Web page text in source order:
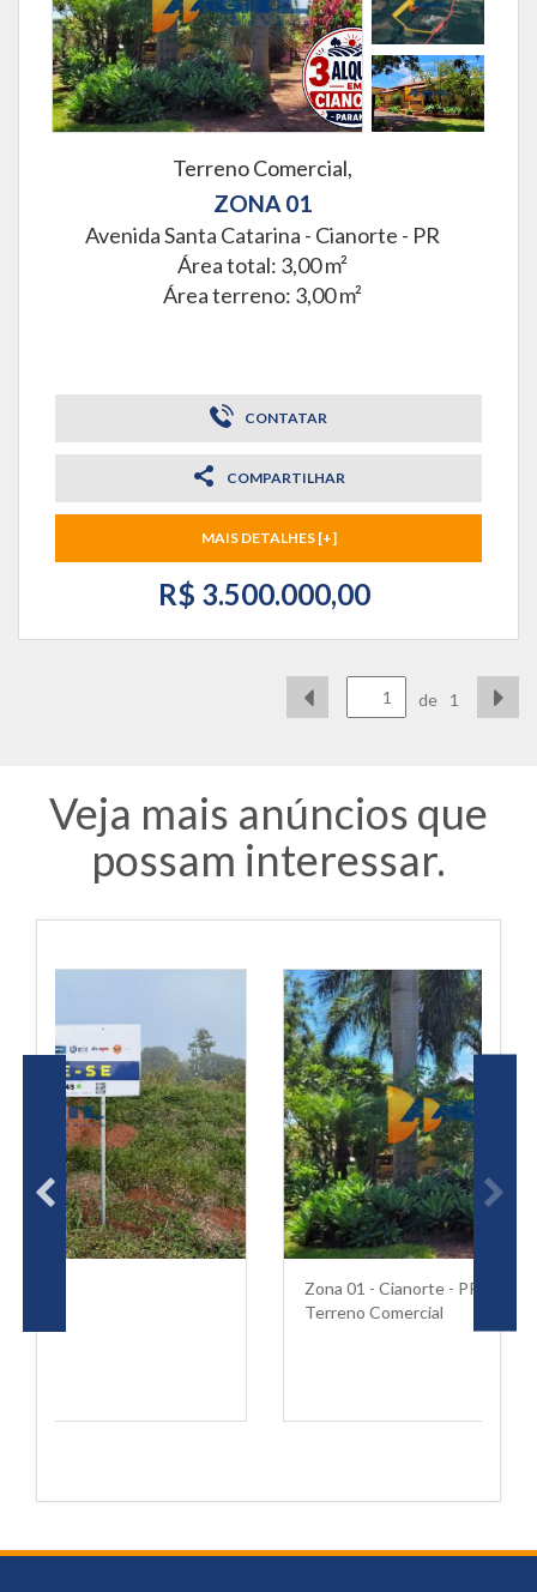
Terreno Comercial,
ZONA 01
Avenida Santa Catarina - Cianorte - PR
Área total: 3,00 m²
Área terreno: 3,00 m²
CONTATAR
COMPARTILHAR
MAIS DETALHES [+]
R$ 3.500.000,00
de 1
Veja mais anúncios que
possam interessar.
Zona 01 - Cianorte - PR